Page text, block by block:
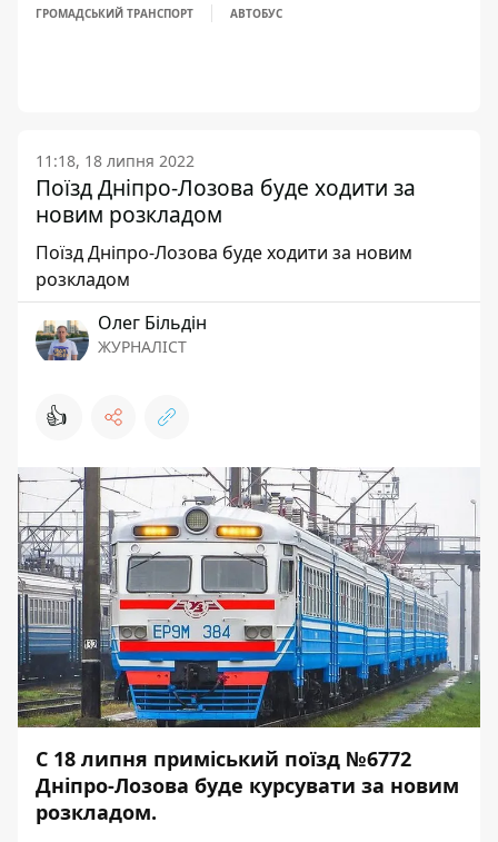
ГРОМАДСЬКИЙ ТРАНСПОРТ
АВТОБУС
11:18, 18 липня 2022
Поїзд Дніпро-Лозова буде ходити за
новим розкладом
Поїзд Дніпро-Лозова буде ходити за новим
розкладом
Олег Більдін
ЖУРНАЛІСТ
👍
С 18 липня приміський поїзд №6772
Дніпро-Лозова буде курсувати за новим
розкладом.